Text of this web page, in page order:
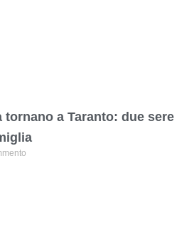
a Taranto: due sere